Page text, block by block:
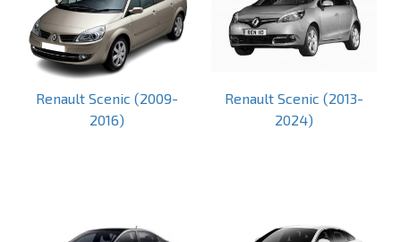
Renault Scenic (2009-
2016)
Renault Scenic (2013-
2024)